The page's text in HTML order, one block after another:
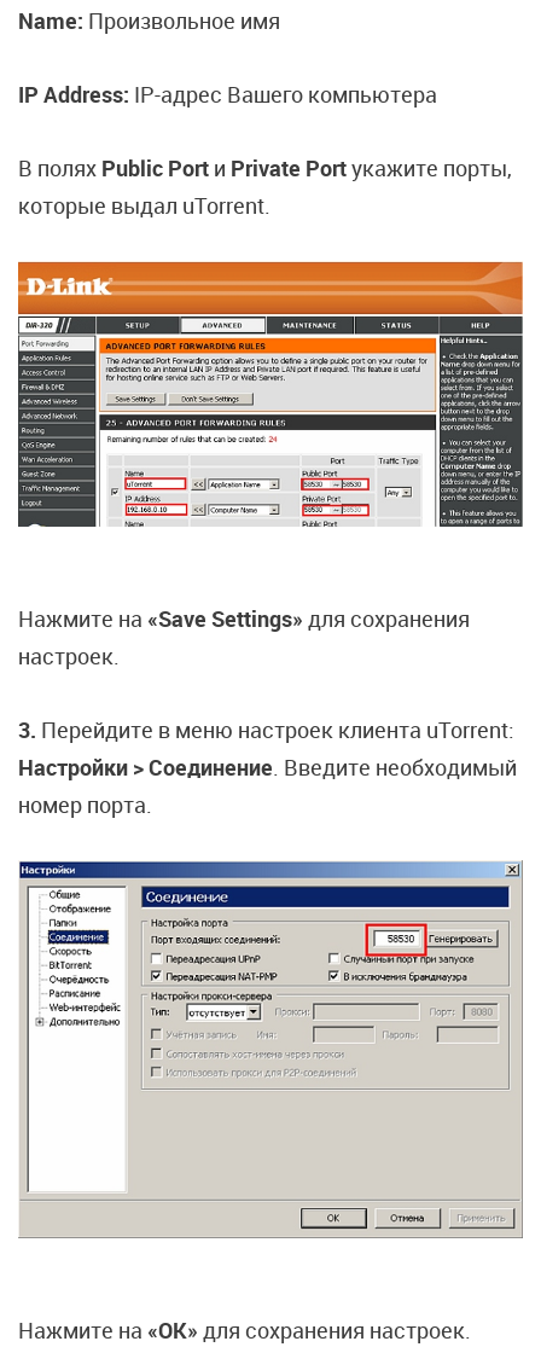
Name: Произвольное имя
IP Address: IP-адрес Вашего компьютера
В полях Public Port и Private Portукажите порты,
которые выдал uTorrent.
Нажмите на «Save Settings» для сохранения
настроек.
3. Перейдите в меню настроек клиента uTorrent:
Настройки > Соединение. Введите необходимый
номер порта.
Нажмите на «OK» для сохранения настроек.